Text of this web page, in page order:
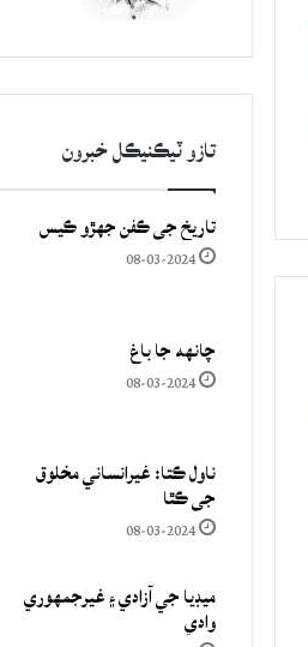
تازو ٽيڪنيڪل خبرون
تاريخ جي ڪفن جھڙو ڪيس
08-03-2024
چانهه جا باغ
08-03-2024
ناول ڪتا: غيرانساني مخلوق
جي ڪٿا
08-03-2024
ميڊيا جي آزادي ۽ غيرجمھوري
وادي